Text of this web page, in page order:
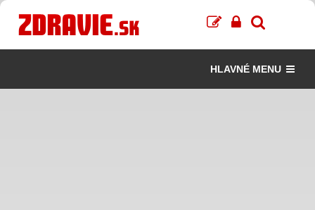
HLAVNÉ MENU